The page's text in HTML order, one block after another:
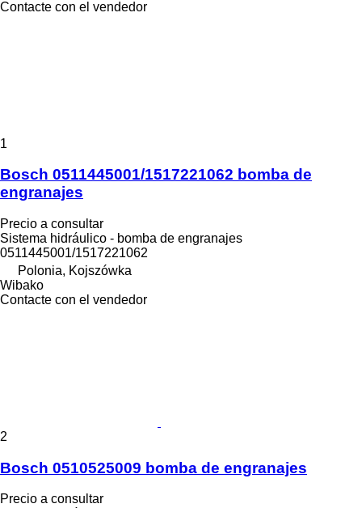
Contacte con el vendedor
1
Bosch 0511445001/1517221062 bomba de
engranajes
Precio a consultar
Sistema hidráulico - bomba de engranajes
0511445001/1517221062
Polonia, Kojszówka
Wibako
Contacte con el vendedor
2
Bosch 0510525009 bomba de engranajes
Precio a consultar